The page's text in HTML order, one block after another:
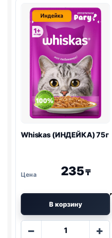
Whiskas (ИНДЕЙКА) 75г
235₸
В корзину
−
Количество
+